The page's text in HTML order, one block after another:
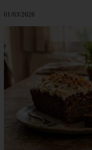
01/03/2026